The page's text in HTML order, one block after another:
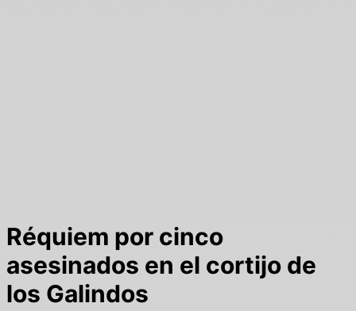
Réquiem por cinco
asesinados en el cortijo de
los Galindos